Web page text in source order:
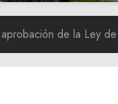
de la Ley